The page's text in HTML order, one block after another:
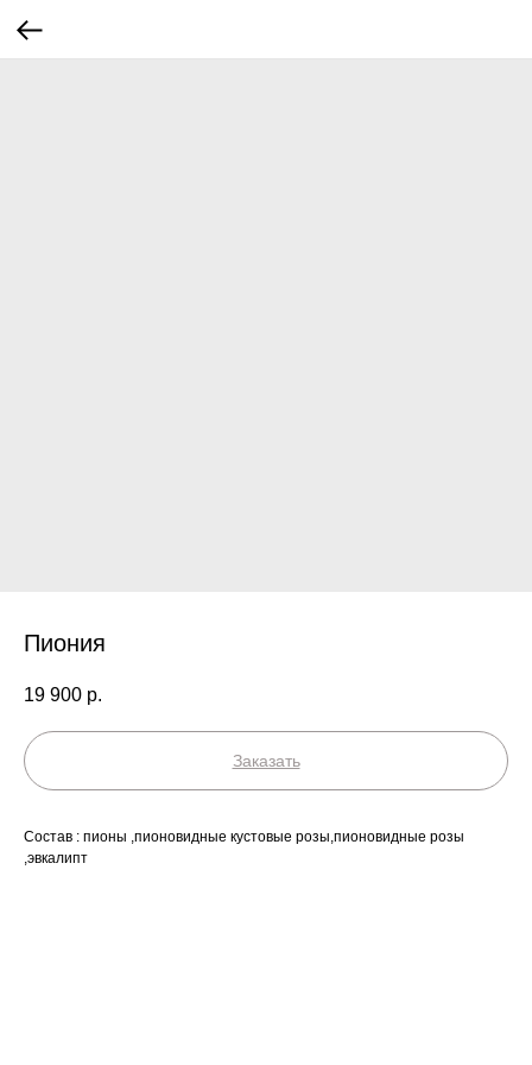
Пиония
19 900 р.
Заказать
Состав : пионы ,пионовидные кустовые розы,пионовидные розы
,эвкалипт